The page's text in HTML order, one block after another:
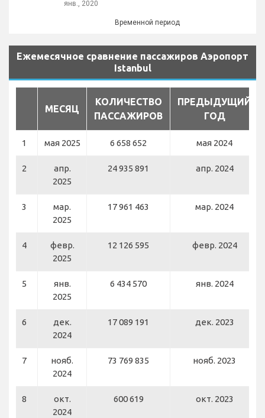
янв., 2020
Временной период
Ежемесячное сравнение пассажиров Аэропорт
Istanbul
МЕСЯЦ
КОЛИЧЕСТВО
ПАССАЖИРОВ
ПРЕДЫДУЩИЙ
ГОД
1 мая 2025 6 658 652 мая 2024
2
апр.
2025
24 935 891 апр. 2024
3
мар.
2025
17 961 463 мар. 2024
4
февр.
2025
12 126 595 февр. 2024
5
янв.
2025
6 434 570 янв. 2024
6
дек.
2024
17 089 191 дек. 2023
7
нояб.
2024
73 769 835 нояб. 2023
8
окт.
2024
600 619 окт. 2023